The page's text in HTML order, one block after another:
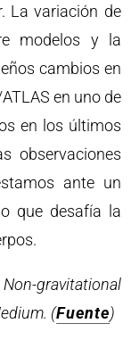
La variación de
modelos y la
cambios en
en uno de
en los últimos
observaciones
ante un
que desafía la
gravitational
(Fuente)